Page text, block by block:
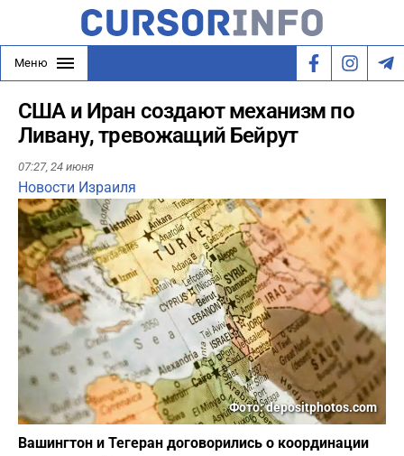
Меню
США и Иран создают механизм по
Ливану, тревожащий Бейрут
07:27, 24 июня
Новости Израиля
Фото: depositphotos.com
Вашингтон и Тегеран договорились о координации